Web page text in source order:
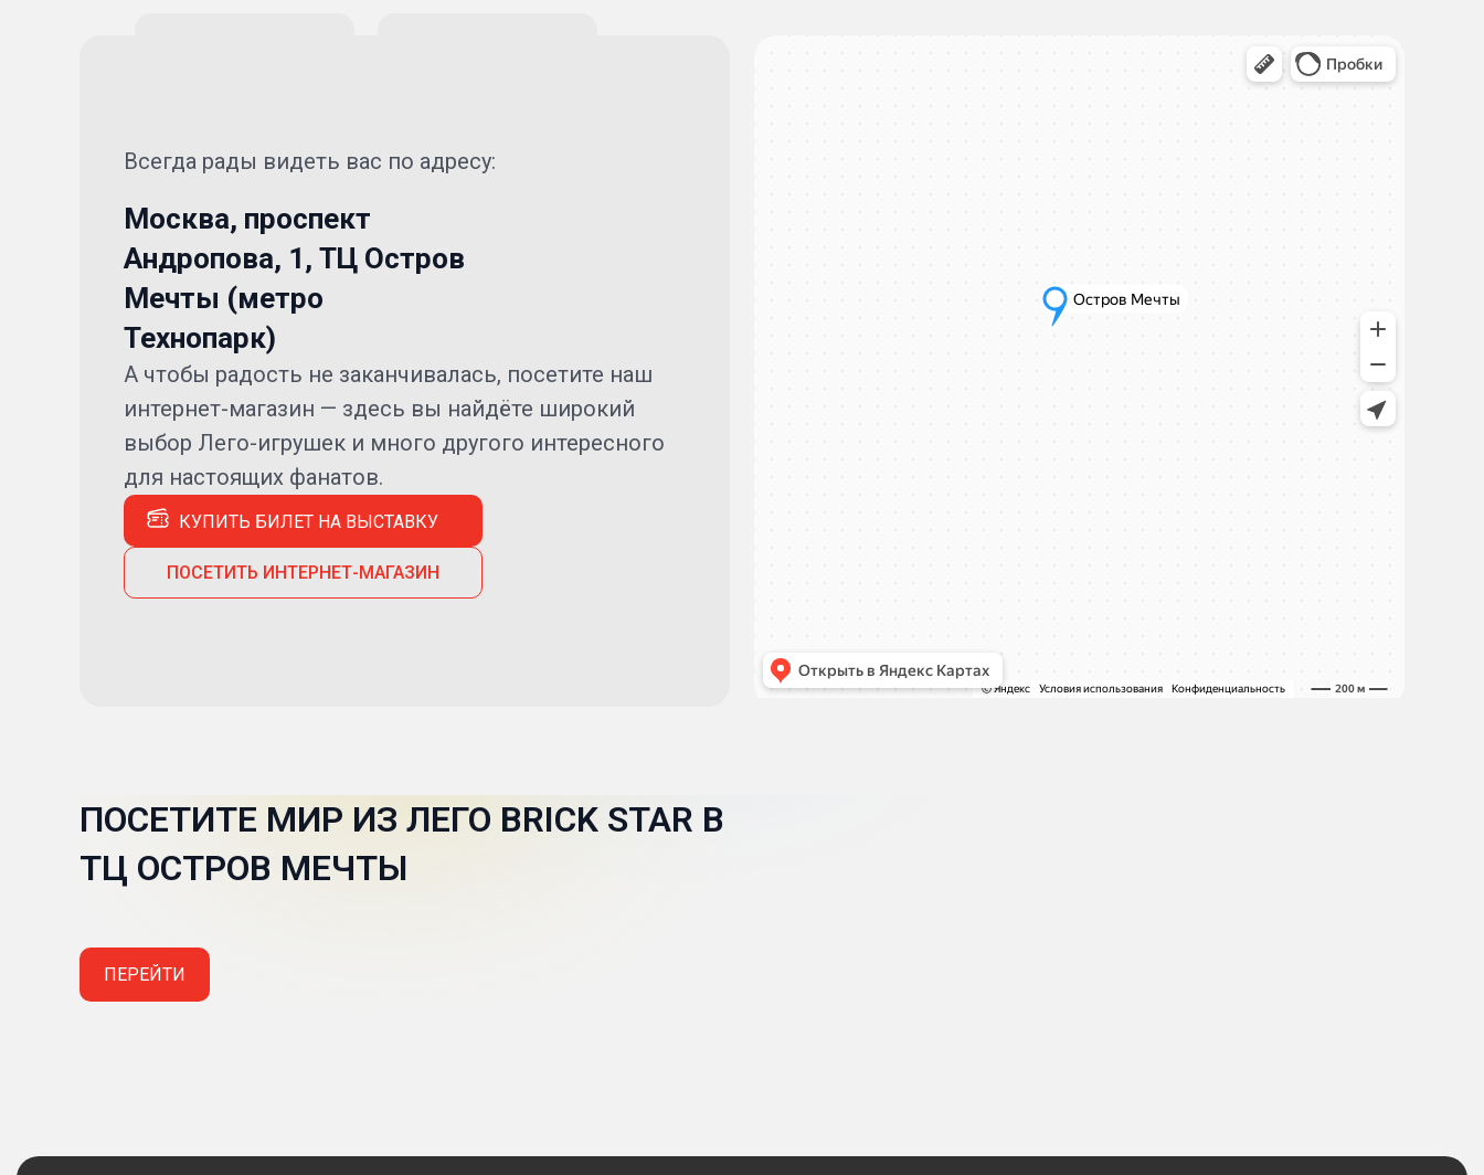
Всегда рады видеть вас по адресу:
Москва, проспект
Андропова, 1, ТЦ Остров
Мечты (метро
Технопарк)
А чтобы радость не заканчивалась, посетите наш
интернет-магазин — здесь вы найдёте широкий
выбор Лего-игрушек и много другого интересного
для настоящих фанатов.
КУПИТЬ БИЛЕТ НА ВЫСТАВКУ
ПОСЕТИТЬ ИНТЕРНЕТ-МАГАЗИН
ПОСЕТИТЕ МИР ИЗ ЛЕГО BRICK STAR В
ТЦ ОСТРОВ МЕЧТЫ
ПЕРЕЙТИ